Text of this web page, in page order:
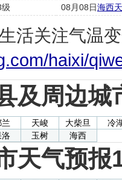
08月08日海西
活关注气温
haixi/
及周边城
天峻 大柴旦
冷
洛 玉树 海西
天气预报